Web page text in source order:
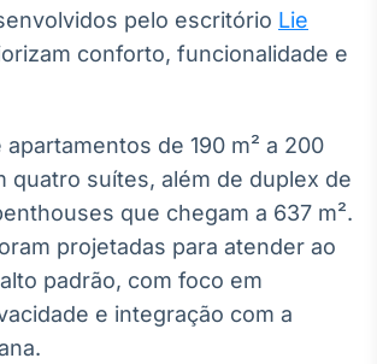
BroadFast
Em breve
Gestão de
Investimentos
Em breve
pelo escritório Lie
conforto, funcionalidade e
apartamentos de 190 m² a 200
quatro suítes, além de duplex de
que chegam a 637 m².
projetadas para atender ao
padrão, com foco em
e integração com a